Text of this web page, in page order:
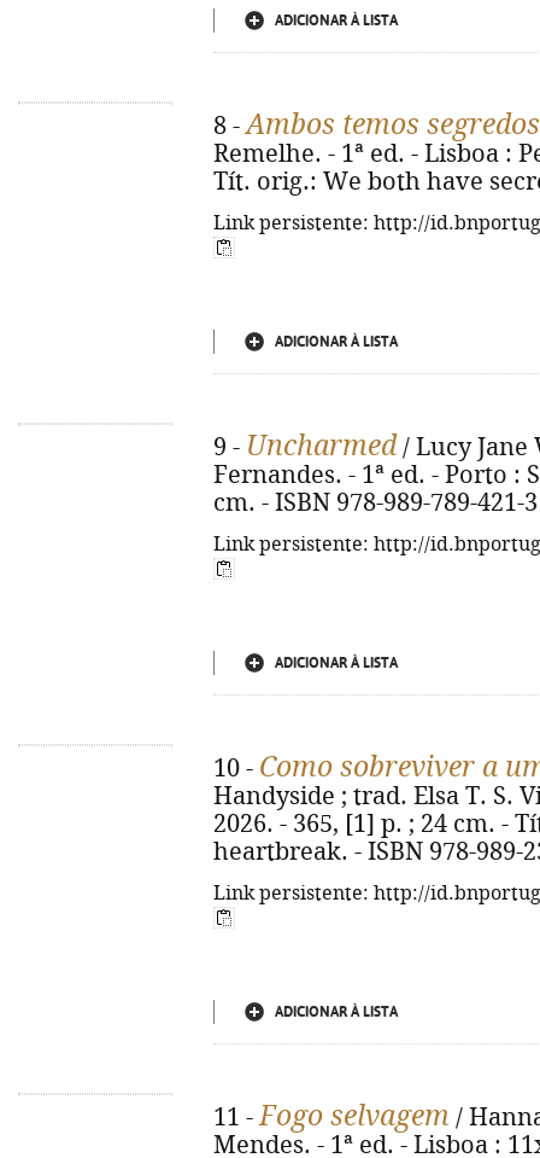
ADICIONAR À LISTA
8 -Ambos temos segredos
Remelhe. - 1ª ed. - Lisboa :
Tít. orig.: We both have
Link persistente: http://
ADICIONAR À LISTA
9 - Uncharmed / Lucy Jane
Fernandes. - 1ª ed. - Porto :
cm. - ISBN 978-989-789-421-3
Link persistente: http://
ADICIONAR À LISTA
10 - Como sobreviver a
Handyside ; trad. Elsa T. S.
2026. - 365, [1] p. ; 24 cm. -
heartbreak. - ISBN 978-989-
Link persistente: http://
ADICIONAR À LISTA
11 -Fogo selvagem /
Mendes. - 1ª ed. - Lisboa :